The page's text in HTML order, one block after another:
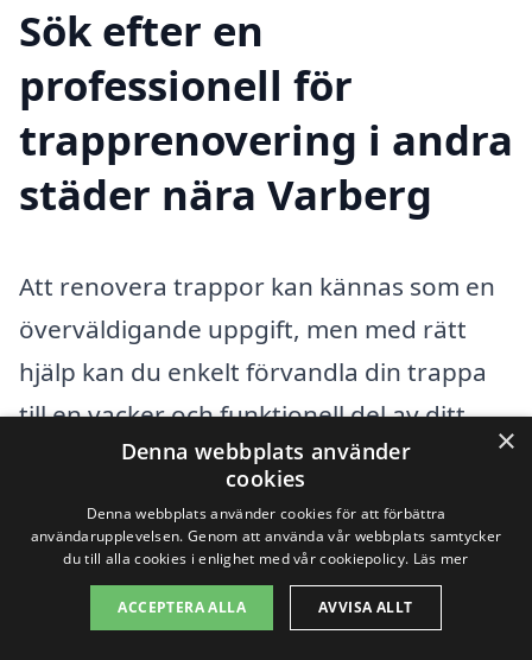
Sök efter en
professionell för
trapprenovering i andra
städer nära Varberg
Att renovera trappor kan kännas som en
överväldigande uppgift, men med rätt
hjälp kan du enkelt förvandla din trappa
till en vacker och funktionell del av ditt
hem. Om du befinner dig i Varberg och
letar efter professionell hjälp för
trapprenovering, har du flera alternativ i
närliggande städer. Vi på
trapprenovering-pris.se har samlat
×
Denna webbplats använder
cookies
Denna webbplats använder cookies för att förbättra
användarupplevelsen. Genom att använda vår webbplats samtycker
du till alla cookies i enlighet med vår cookiepolicy. Läs mer
ACCEPTERA ALLA AVVISA ALLT